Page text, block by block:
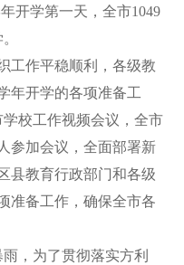
开学第一天，全市1049
作平稳顺利，各级教
年开学的各项准备工
校工作视频会议，全市
参加会议，全面部署新
县教育行政部门和各级
准备工作，确保全市各
，为了贯彻落实方利